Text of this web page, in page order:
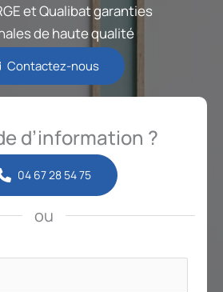
et Qualibat garanties
de haute qualité
Contactez-nous
d’information ?
04 67 28 54 75
ou